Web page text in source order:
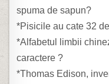
spuma de sapun?
*Pisicile au cate 32
*Alfabetul limbii
caractere ?
*Thomas Edison,